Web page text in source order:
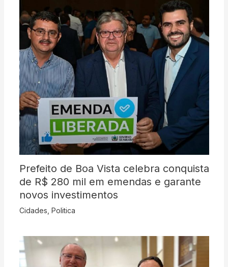
Prefeito de Boa Vista celebra conquista
de R$ 280 mil em emendas e garante
novos investimentos
Cidades Politica